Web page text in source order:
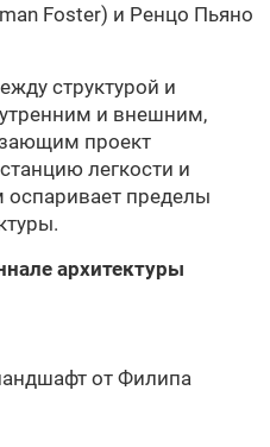
Foster) и Ренцо Пьяно
структурой и
и внешним,
проект
легкости и
пределы
архитектуры
от Филипа